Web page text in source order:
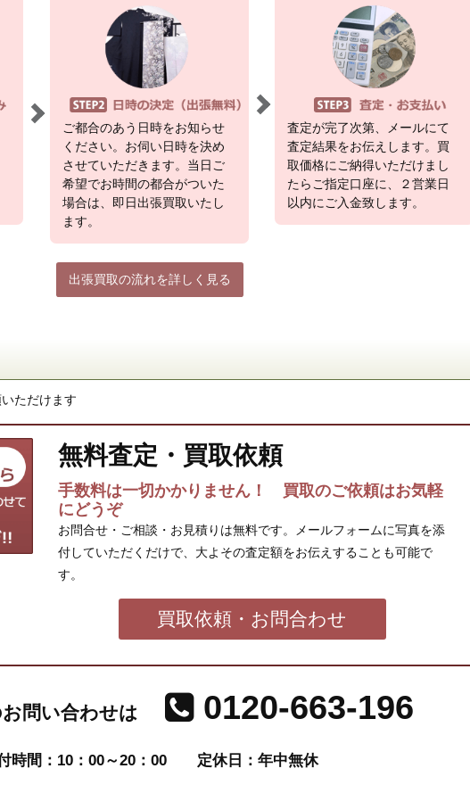
ご都合のあう日時をお知らせ
ください。お伺い日時を決め
させていただきます。当日ご
希望でお時間の都合がついた
場合は、即日出張買取いたし
ます。
査定が完了次第、メールにて
査定結果をお伝えします。買
取価格にご納得いただけまし
たらご指定口座に、２営業日
以内にご入金致します。
出張買取の流れを詳しく見る
ただけます
無料査定・買取依頼
手数料は一切かかりません！ 買取のご依頼はお気軽
にどうぞ
お問合せ・ご相談・お見積りは無料です。メールフォームに写真を添
付していただくだけで、大よその査定額をお伝えすることも可能で
す。
買取依頼・お問合わせ
問い合わせは 0120-663-196
時間：10：00～20：00 定休日：年中無休